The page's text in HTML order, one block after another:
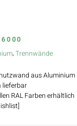
,Trennwände
aus Aluminium
lieferbar
RAL Farben erhältlich